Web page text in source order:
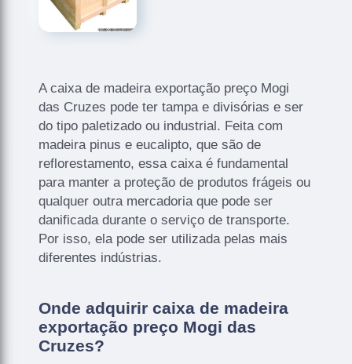
A caixa de madeira exportação preço Mogi
das Cruzes pode ter tampa e divisórias e ser
do tipo paletizado ou industrial. Feita com
madeira pinus e eucalipto, que são de
reflorestamento, essa caixa é fundamental
para manter a proteção de produtos frágeis ou
qualquer outra mercadoria que pode ser
danificada durante o serviço de transporte.
Por isso, ela pode ser utilizada pelas mais
diferentes indústrias.
Onde adquirir caixa de madeira
exportação preço Mogi das
Cruzes?